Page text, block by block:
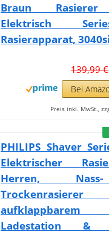
Braun
Elektrisch
Rasierapparat,
139,99 €
Bei
Preis inkl. MwSt.,
PHILIPS Shaver
Elektrischer
Herren,
aufklappbarem
Ladestation &